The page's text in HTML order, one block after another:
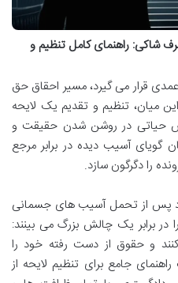
شاکی: راهنمای کامل تنظیم و
قرار می گیرد، مسیر احقاق حق
میان، تنظیم و تقدیم یک لایحه
حیاتی در روشن شدن حقیقت و
گویای آسیب دیده در برابر مرجع
را دگرگون سازد.
پس از تحمل آسیب های جسمانی
برابر یک چالش بزرگ می بینند:
و حقوق از دست رفته خود را
جامع برای تنظیم لایحه از